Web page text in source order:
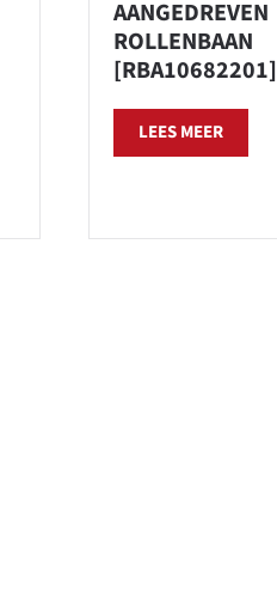
AANGEDREVEN
ROLLENBAAN
[RBA10682201]
LEES MEER